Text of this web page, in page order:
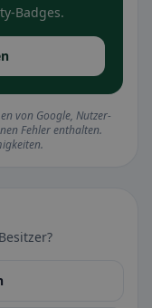
Badges.
von Google, Nutzer-
Fehler enthalten.